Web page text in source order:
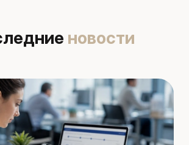
новости